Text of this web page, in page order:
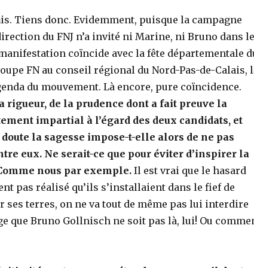
Tiens donc. Evidemment, puisque la campagne
du FNJ n’a invité ni Marine, ni Bruno dans le
coïncide avec la fête départementale
FN au conseil régional du Nord-Pas-de-Calais,
du mouvement. Là encore, pure coïncidence.
rigueur, de la prudence dont a fait preuve la
impartial à l’égard des deux candidats, et
la sagesse impose-t-elle alors de ne pas
eux. Ne serait-ce que pour éviter d’inspirer la
nous par exemple. Il est vrai que le hasard
pas réalisé qu’ils s’installaient dans le fief de
ses terres, on ne va tout de même pas lui interdire
que Bruno Gollnisch ne soit pas là, lui! Ou